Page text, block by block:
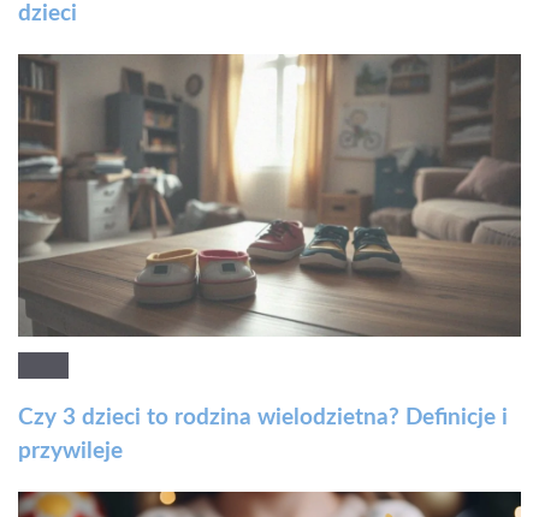
dzieci
Czy 3 dzieci to rodzina wielodzietna? Definicje i
przywileje